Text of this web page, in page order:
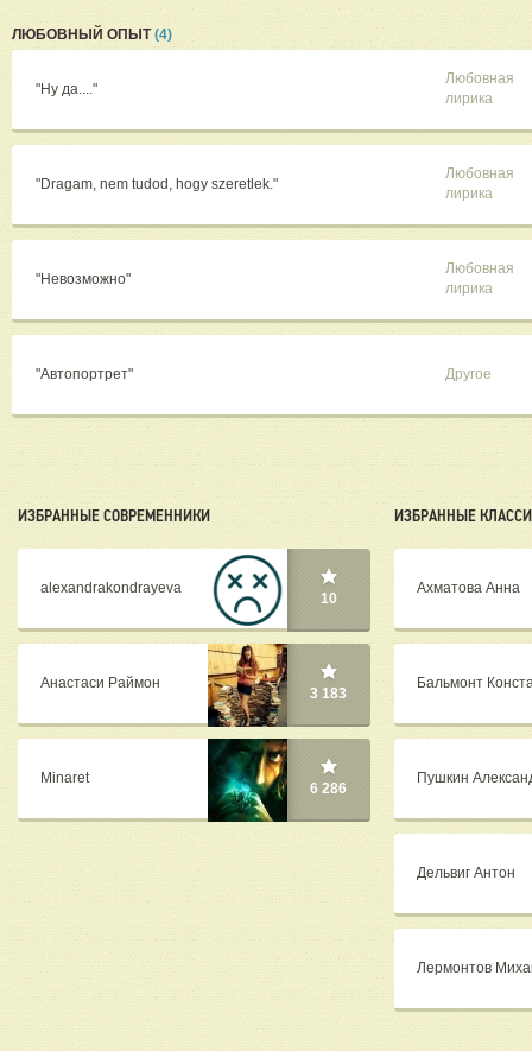
ЛЮБОВНЫЙ ОПЫТ(4)
"Ну да...."
Любовная
лирика
"Dragam, nem tudod, hogy szeretlek."
Любовная
лирика
"Невозможно"
Любовная
лирика
"Автопортрет" Другое
ИЗБРАННЫЕ СОВРЕМЕННИКИ
alexandrakondrayeva
10
Анастаси Раймон
3 183
Minaret
6 286
ИЗБРАННЫЕ
Ахматова Анна
Бальмонт
Пушкин
Дельвиг Антон
Лермонтов